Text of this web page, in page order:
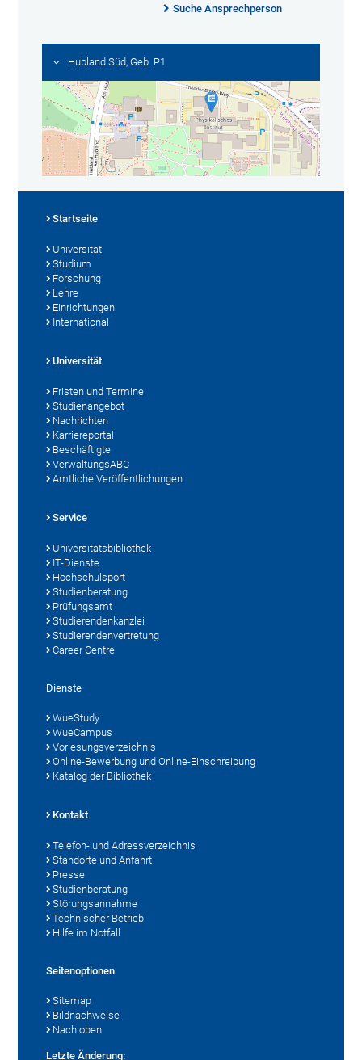
Suche Ansprechperson
Hubland Süd, Geb. P1
Startseite
Universität
Studium
Forschung
Lehre
Einrichtungen
International
Universität
Fristen und Termine
Studienangebot
Nachrichten
Karriereportal
Beschäftigte
VerwaltungsABC
Amtliche Veröffentlichungen
Service
Universitätsbibliothek
IT-Dienste
Hochschulsport
Studienberatung
Prüfungsamt
Studierendenkanzlei
Studierendenvertretung
Career Centre
Dienste
WueStudy
WueCampus
Vorlesungsverzeichnis
Online-Bewerbung und Online-Einschreibung
Katalog der Bibliothek
Kontakt
Telefon- und Adressverzeichnis
Standorte und Anfahrt
Presse
Studienberatung
Störungsannahme
Technischer Betrieb
Hilfe im Notfall
Seitenoptionen
Sitemap
Bildnachweise
Nach oben
Letzte Änderung: